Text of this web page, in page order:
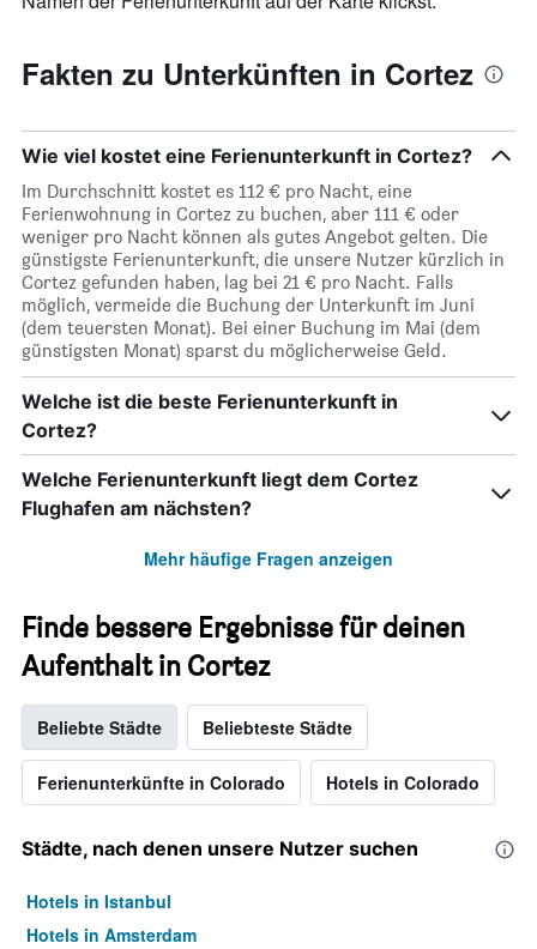
Fakten zu Unterkünften in Cortez
Wie viel kostet eine Ferienunterkunft in Cortez?
Im Durchschnitt kostet es 112 € pro Nacht, eine
Ferienwohnung in Cortez zu buchen, aber 111 € oder
weniger pro Nacht können als gutes Angebot gelten. Die
günstigste Ferienunterkunft, die unsere Nutzer kürzlich in
Cortez gefunden haben, lag bei 21 € pro Nacht. Falls
möglich, vermeide die Buchung der Unterkunft im Juni
(dem teuersten Monat). Bei einer Buchung im Mai (dem
günstigsten Monat) sparst du möglicherweise Geld.
Welche ist die beste Ferienunterkunft in
Cortez?
Welche Ferienunterkunft liegt dem Cortez
Flughafen am nächsten?
Mehr häufige Fragen anzeigen
Finde bessere Ergebnisse für deinen
Aufenthalt in Cortez
Beliebte Städte Beliebteste Städte
Ferienunterkünfte in Colorado Hotels in Colorado
Städte, nach denen unsere Nutzer suchen
Hotels in Istanbul
Hotels in Amsterdam